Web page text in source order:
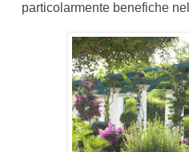
particolarmente benefiche